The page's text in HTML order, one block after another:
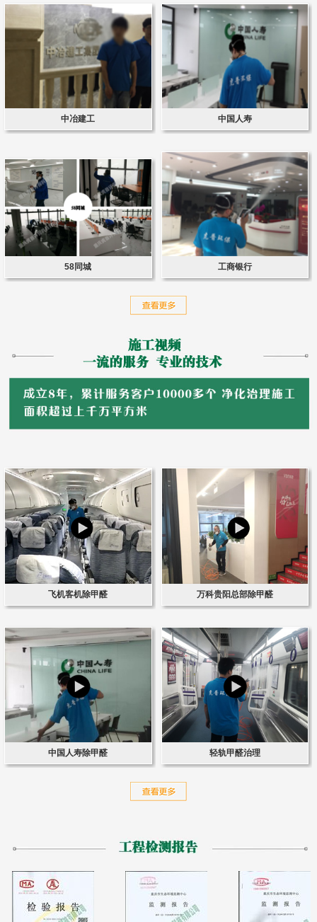
中冶建工 中国人寿
58同城 工商银行
飞机客机除甲醛 万科贵阳总部除甲醛
中国人寿除甲醛 轻轨甲醛治理